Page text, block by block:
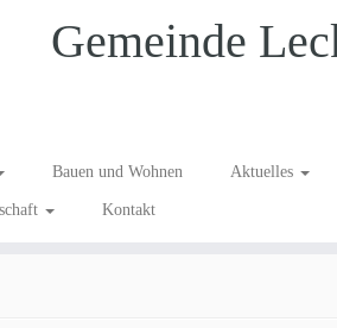
Gemeinde
Bauen und Wohnen Aktuelles
Kontakt